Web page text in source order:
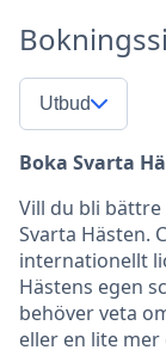
Utbud
Boka Svarta
Vill du bli
Svarta Hästen.
internationellt
Hästens egen
behöver veta
eller en lite